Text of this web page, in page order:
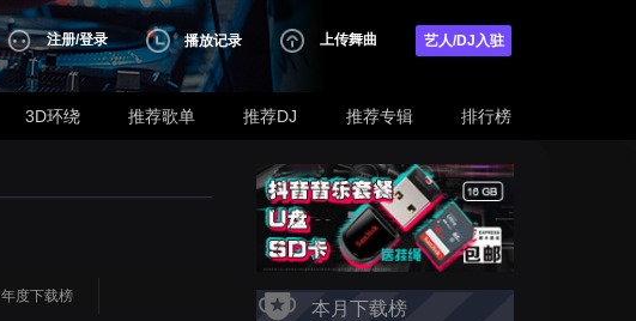
注册/登录 播放记录 上传舞曲 艺人/DJ入驻
3D环绕 推荐歌单 推荐DJ 推荐专辑 排行榜
年度下载榜
本月下载榜